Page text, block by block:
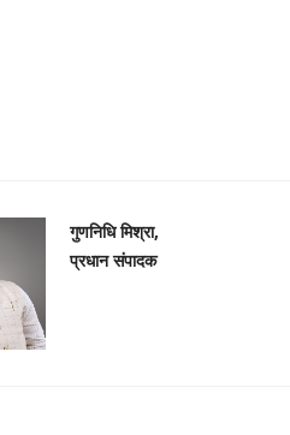
गुणनिधि मिश्रा,
प्रधान संपादक